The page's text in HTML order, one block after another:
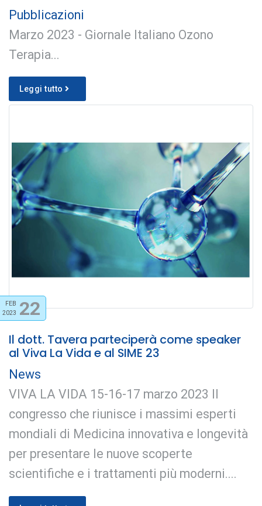
Pubblicazioni
Marzo 2023 - Giornale Italiano Ozono
Terapia...
Leggi tutto
FEB
2023 22
Il dott. Tavera parteciperà come speaker
al Viva La Vida e al SIME 23
News
VIVA LA VIDA 15-16-17 marzo 2023 Il
congresso che riunisce i massimi esperti
mondiali di Medicina innovativa e longevità
per presentare le nuove scoperte
scientifiche e i trattamenti più moderni....